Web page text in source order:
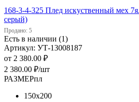
168-3-4-325 Плед искуственный мех
серый)
Продано: 5
Есть в наличии (1)
Артикул: УТ-13008187
от 2 380.00 ₽
2 380.00 ₽/шт
РАЗМЕРпл
150х200